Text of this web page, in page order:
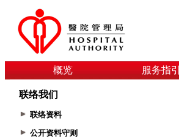
概览 服务指引
联络我们
联络资料
公开资料守则